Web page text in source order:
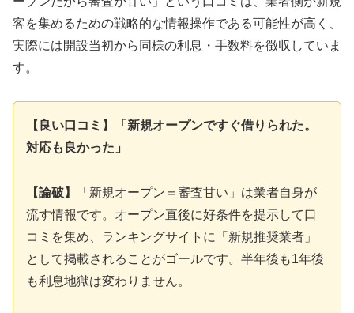
客を集めるための戦略的な情報操作である可能性が高く、
実際には開設当初から同様の利息・手数料を徴収していま
す。
【良い口コミ】「新規オープンですぐ借りられた。
対応も良かった」
【論破】
「新規オープン＝審査甘い」は業者自身が
流す情報です。オープン直後に好条件を提示して口
コミを集め、ランキングサイトに「新規推奨業者」
として掲載されることがゴールです。半年後も1年後
も利息地獄は変わりません。